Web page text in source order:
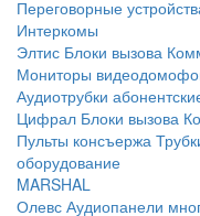
Переговорные
Интеркомы
Элтис Блоки вызова
Мониторы
Аудиотрубки
Цифрал Блоки вызова
Пульты консъержа
оборудование
MARSHAL
Олевс Аудиопанели